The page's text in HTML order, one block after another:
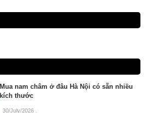
Mua nam châm ở đâu Hà Nội có sẵn nhiều
kích thước
30/July/2026